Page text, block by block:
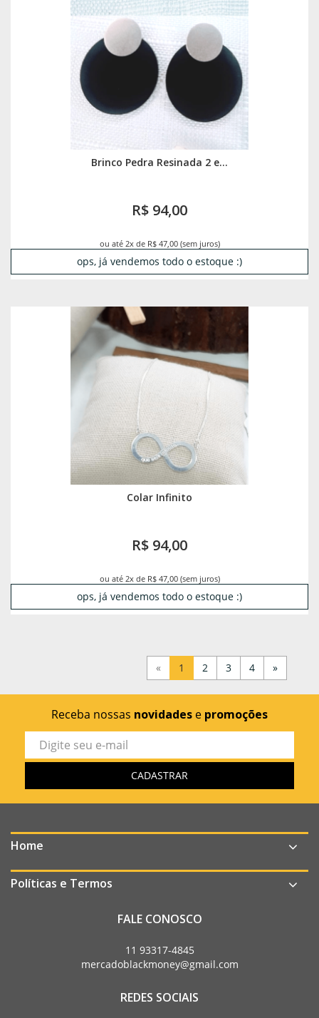
Brinco Pedra Resinada 2 e...
R$ 94,00
ou até 2x de R$ 47,00 (sem juros)
ops, já vendemos todo o estoque :)
Colar Infinito
R$ 94,00
ou até 2x de R$ 47,00 (sem juros)
ops, já vendemos todo o estoque :)
« 1 2 3 4 »
Receba nossas novidades e promoções
Home
Políticas e Termos
FALE CONOSCO
11 93317-4845
mercadoblackmoney@gmail.com
REDES SOCIAIS